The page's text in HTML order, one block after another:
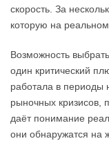
скорость. За
которую на
Возможность
один критический
работала в периоды
рыночных кризисов,
даёт понимание
они обнаружатся на